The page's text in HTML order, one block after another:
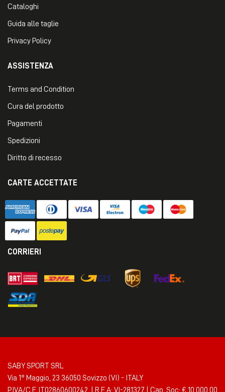
Cataloghi
Guida alle taglie
Privacy Policy
ASSISTENZA
Terms and Condition
Cura del prodotto
Pagamenti
Spedizioni
Diritto di recesso
CARTE ACCETTATE
CORRIERI
SABY SPORT SRL
Via 1° Maggio, 23 36050 Sovizzo (VI) - ITALY
P.IVA/C.F. IT02860600242 | R.E.A: VI-281327 | Cap. Soc: € 10.000,00